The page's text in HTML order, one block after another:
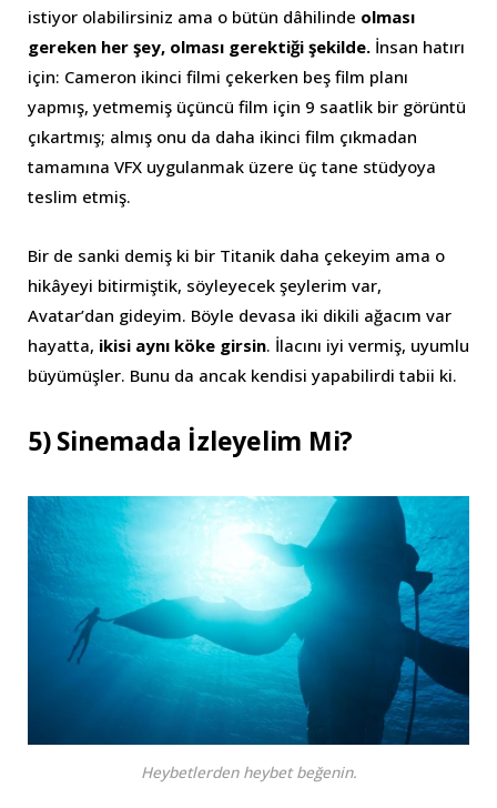
istiyor olabilirsiniz ama o bütün dâhilinde olması
gereken her şey, olması gerektiği şekilde. İnsan hatırı
için: Cameron ikinci filmi çekerken beş film planı
yapmış, yetmemiş üçüncü film için 9 saatlik bir görüntü
çıkartmış; almış onu da daha ikinci film çıkmadan
tamamına VFX uygulanmak üzere üç tane stüdyoya
teslim etmiş.
Bir de sanki demiş ki bir Titanik daha çekeyim ama o
hikâyeyi bitirmiştik, söyleyecek şeylerim var,
Avatar’dan gideyim. Böyle devasa iki dikili ağacım var
hayatta, ikisi aynı köke girsin. İlacını iyi vermiş, uyumlu
büyümüşler. Bunu da ancak kendisi yapabilirdi tabii ki.
5) Sinemada İzleyelim Mi?
Heybetlerden heybet beğenin.